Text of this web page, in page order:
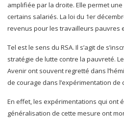
amplifiée par la droite. Elle permet
certains salariés. La loi du 1er
revenus pour les travailleurs pauvres
Tel est le sens du RSA. Il s’agit de
stratégie de lutte contre la pauvreté.
Avenir ont souvent regretté dans
de courage dans l’expérimentation de
En effet, les expérimentations qui ont
généralisation de cette mesure ont